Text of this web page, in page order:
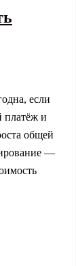
если
платёж и
общей
—